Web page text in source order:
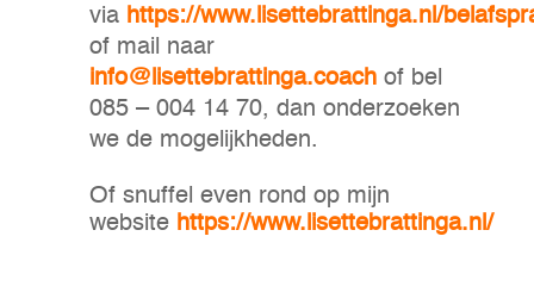
via https://www.lisettebrattinga.nl/
of mail naar
info@lisettebrattinga.coachof bel
085 – 004 14 70, dan onderzoeken
we de mogelijkheden.
Of snuffel even rond op mijn
website https://www.lisettebrattinga.nl/